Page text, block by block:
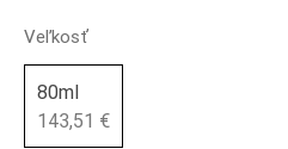
Veľkosť
80ml
143,51 €